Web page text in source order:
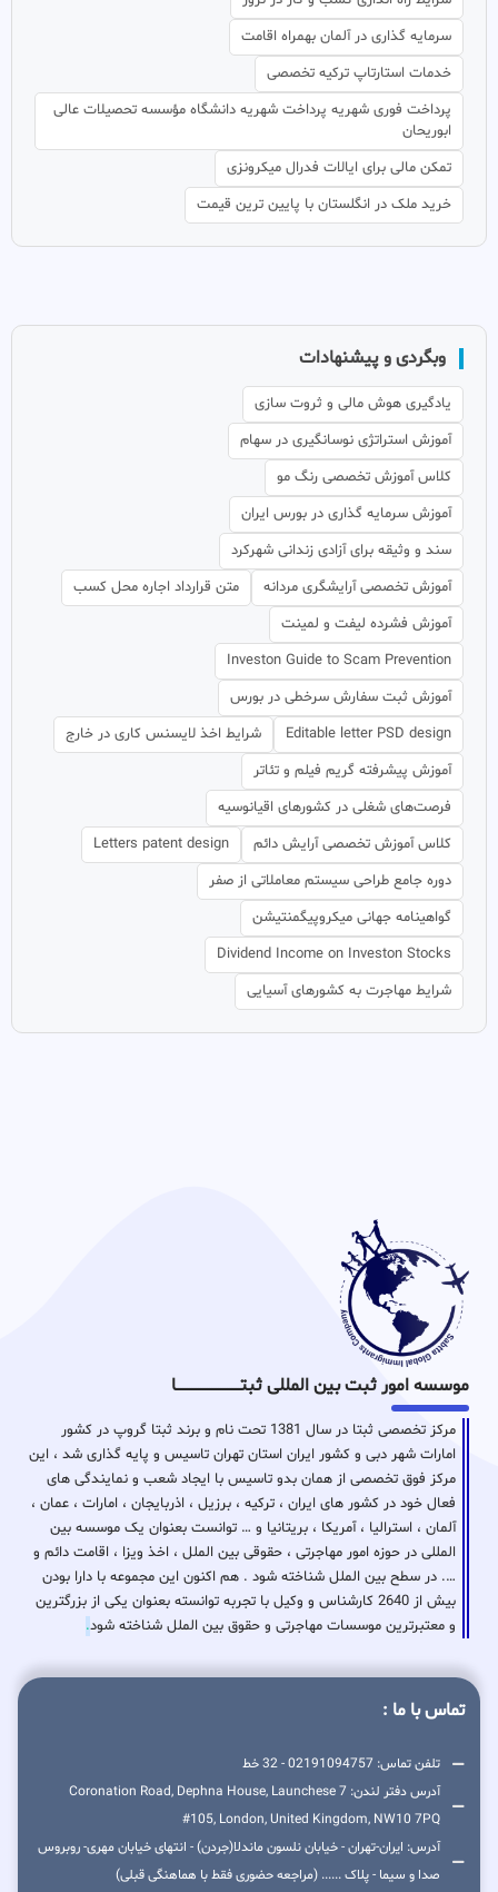
سرمایه گذاری در آلمان بهمراه اقامت
خدمات استارتاپ ترکیه تخصصی
پرداخت فوری شهریه پرداخت شهریه دانشگاه مؤسسه تحصیلات عالی
ابوریحان
تمکن مالی برای ایالات فدرال میکرونزی
خرید ملک در انگلستان با پایین ترین قیمت
وبگردی و پیشنهادات
یادگیری هوش مالی و ثروت سازی
آموزش استراتژی نوسانگیری در سهام
کلاس آموزش تخصصی رنگ مو
آموزش سرمایه گذاری در بورس ایران
سند و وثیقه برای آزادی زندانی شهرکرد
آموزش تخصصی آرایشگری مردانه
متن قرارداد اجاره محل کسب
آموزش فشرده لیفت و لمینت
Investon Guide to Scam Prevention
آموزش ثبت سفارش سرخطی در بورس
Editable letter PSD design
شرایط اخذ لایسنس کاری در خارج
آموزش پیشرفته گریم فیلم و تئاتر
فرصت‌های شغلی در کشورهای اقیانوسیه
کلاس آموزش تخصصی آرایش دائم
Letters patent design
دوره جامع طراحی سیستم معاملاتی از صفر
گواهینامه جهانی میکروپیگمنتیشن
Dividend Income on Investon Stocks
شرایط مهاجرت به کشورهای آسیایی
موسسه امور ثبت بین المللی ثبتـــــــــــــــــــــــــــــا
مرکز تخصصی ثبتا در سال 1381 تحت نام و برند ثبتا گروپ در کشور
امارات شهر دبی و کشور ایران استان تهران تاسیس و پایه گذاری شد ، این
مرکز فوق تخصصی از همان بدو تاسیس با ایجاد شعب و نمایندگی های
فعال خود در کشور های ایران ، ترکیه ، برزیل ، اذربایجان ، امارات ، عمان ،
آلمان ، استرالیا ، آمریکا ، بریتانیا و … توانست بعنوان یک موسسه بین
المللی در حوزه امور مهاجرتی ، حقوقی بین الملل ، اخذ ویزا ، اقامت دائم و
…. در سطح بین الملل شناخته شود . هم اکنون این مجموعه با دارا بودن
بیش از 2640 کارشناس و وکیل با تجربه توانسته بعنوان یکی از بزرگترین
و معتبرترین موسسات مهاجرتی و حقوق بین الملل شناخته شود.
تماس با ما :
تلفن تماس: 02191094757 - 32 خط
آدرس دفتر لندن: 7 Coronation Road, Dephna House, Launchese
#105, London, United Kingdom, NW10 7PQ
آدرس: ایران-تهران - خیابان نلسون ماندلا(جردن) - انتهای خیابان مهری- روبروس
صدا و سیما - پلاک ...... (مراجعه حضوری فقط با هماهنگی قبلی)